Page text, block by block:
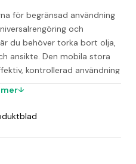
för begränsad användning
och
du behöver torka bort olja,
ansikte. Den mobila stora
kontrollerad användning
ytor. Med 19 % mer volym
inte komprimeras,